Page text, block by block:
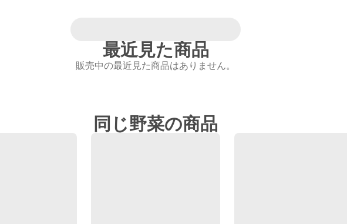
最近見た商品
販売中の最近見た商品はありません。
同じ野菜の商品